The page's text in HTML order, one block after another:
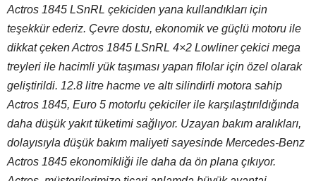
Actros 1845 LSnRL çekiciden yana kullandıkları için
teşekkür ederiz. Çevre dostu, ekonomik ve güçlü motoru ile
dikkat çekenActros 1845 LSnRL 4×2 Lowliner çekici mega
treyleri ile hacimli yük taşıması yapan filolar için özel olarak
geliştirildi. 12.8 litre hacme ve altı silindirli motora sahip
Actros 1845, Euro 5 motorlu çekiciler ile karşılaştırıldığında
daha düşük yakıt tüketimi sağlıyor. Uzayan bakım aralıkları,
dolayısıyla düşük bakım maliyeti sayesinde Mercedes-Benz
Actros 1845 ekonomikliği ile daha da ön plana çıkıyor.